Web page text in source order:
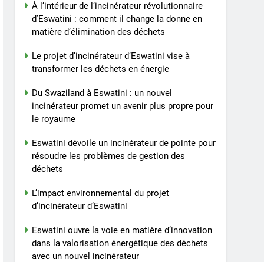
À l’intérieur de l’incinérateur révolutionnaire
d’Eswatini : comment il change la donne en
matière d’élimination des déchets
Le projet d’incinérateur d’Eswatini vise à
transformer les déchets en énergie
Du Swaziland à Eswatini : un nouvel
incinérateur promet un avenir plus propre pour
le royaume
Eswatini dévoile un incinérateur de pointe pour
résoudre les problèmes de gestion des
déchets
L’impact environnemental du projet
d’incinérateur d’Eswatini
Eswatini ouvre la voie en matière d’innovation
dans la valorisation énergétique des déchets
avec un nouvel incinérateur